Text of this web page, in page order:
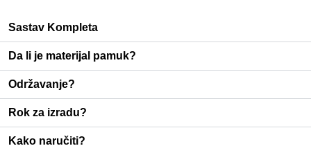
Sastav Kompleta
Da li je materijal pamuk?
Održavanje?
Rok za izradu?
Kako naručiti?